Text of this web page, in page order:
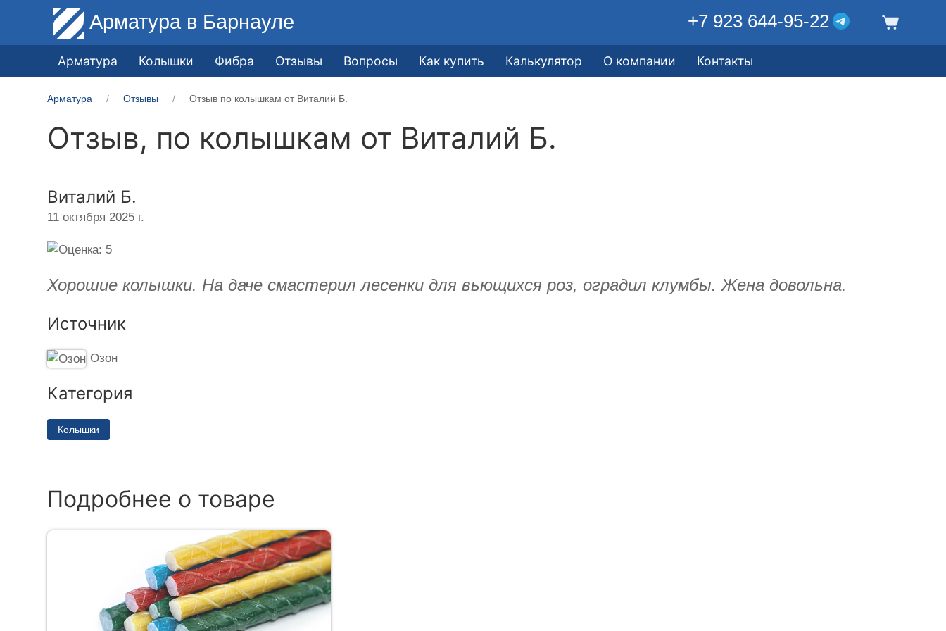
Арматура в Барнауле +7 923 644-95-22
Арматура Колышки Фибра Отзывы Вопросы Как купить Калькулятор О компании Контакты
Арматура Отзывы Отзыв по колышкам от Виталий Б.
Отзыв, по колышкам от Виталий Б.
Виталий Б.
11 октября 2025 г.
Хорошие колышки. На даче смастерил лесенки для вьющихся роз, оградил клумбы. Жена довольна.
Источник
Озон
Категория
Колышки
Подробнее о товаре